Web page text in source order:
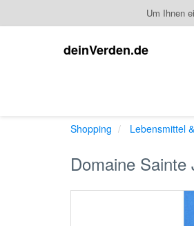
Um Ihnen
deinVerden.de
Shopping
Lebensmittel
Domaine